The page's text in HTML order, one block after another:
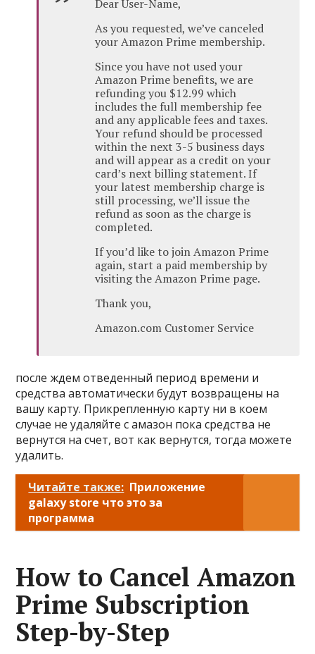
Dear User-Name,
As you requested, we’ve canceled
your Amazon Prime membership.
Since you have not used your
Amazon Prime benefits, we are
refunding you $12.99 which
includes the full membership fee
and any applicable fees and taxes.
Your refund should be processed
within the next 3-5 business days
and will appear as a credit on your
card’s next billing statement. If
your latest membership charge is
still processing, we’ll issue the
refund as soon as the charge is
completed.
If you’d like to join Amazon Prime
again, start a paid membership by
visiting the Amazon Prime page.
Thank you,
Amazon.com Customer Service
после ждем отведенный период времени и
средства автоматически будут возвращены на
вашу карту. Прикрепленную карту ни в коем
случае не удаляйте с амазон пока средства не
вернутся на счет, вот как вернутся, тогда можете
удалить.
Читайте также: Приложение
galaxy store что это за
программа
How to Cancel Amazon
Prime Subscription
Step-by-Step